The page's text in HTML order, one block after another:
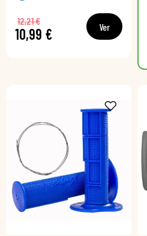
10,99 €
12,21 € Ver